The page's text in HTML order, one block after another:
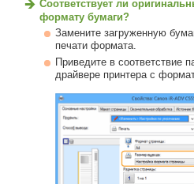
Соответствует ли
формату бумаги?
Замените загруженную
печати формата.
Приведите в соответствие
драйвере принтера с